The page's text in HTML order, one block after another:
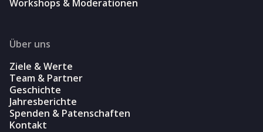
Workshops & Moderationen
Über uns
Ziele & Werte
Team & Partner
Geschichte
Jahresberichte
Spenden & Patenschaften
Kontakt